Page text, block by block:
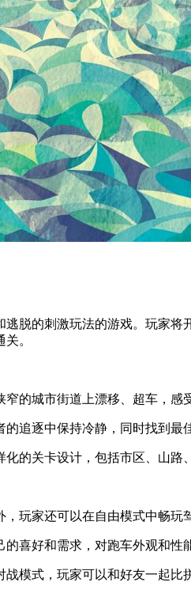
逃脱的刺激玩法的游戏。玩家
。
的城市街道上漂移、超车，感
追逐中保持冷静，同时找到最
的关卡设计，包括市区、山路
玩家还可以在自由模式中畅玩
喜好和需求，对跑车外观和性
模式，玩家可以和好友一起比